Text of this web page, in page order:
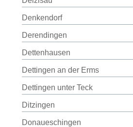
Denkendorf
Derendingen
Dettenhausen
Dettingen an der Erms
Dettingen unter Teck
Ditzingen
Donaueschingen